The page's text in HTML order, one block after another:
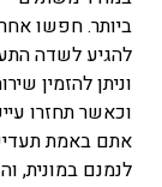
ביותר. חפשו
להגיע לשדה
וניתן להזמין
וכאשר תחזרו
אתם באמת
לנמנם במונית,